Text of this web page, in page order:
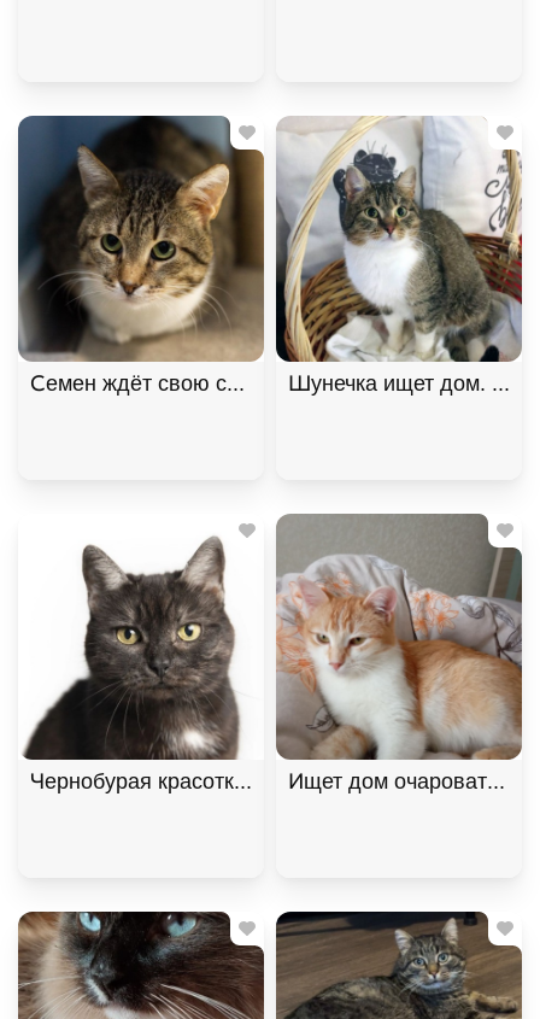
Семен ждёт свою семью Шунечка ищет дом. В
Чернобурая красотка ШанельИщет дом